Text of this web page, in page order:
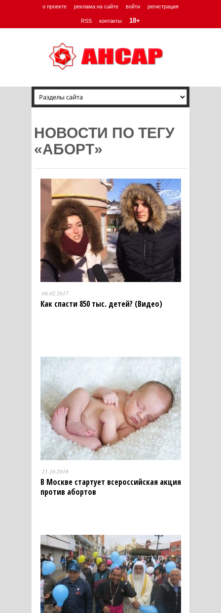
о проекте реклама на сайте войти регистрация
RSS контакты 18+
НОВОСТИ ПО ТЕГУ
«АБОРТ»
08.02.2017
Как спасти 850 тыс. детей? (Видео)
21.10.2016
В Москве стартует всероссийская акция
против абортов